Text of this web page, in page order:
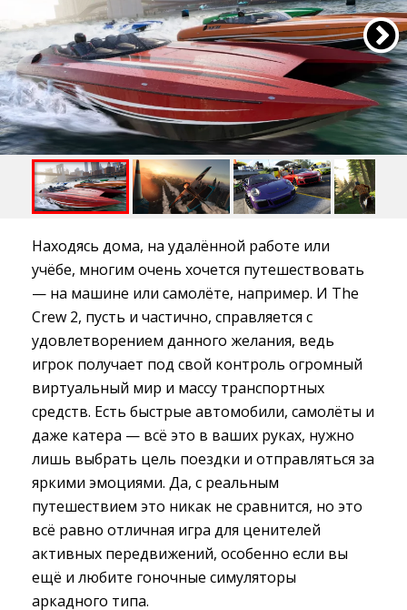
Находясь дома, на удалённой работе или
учёбе, многим очень хочется путешествовать
— на машине или самолёте, например. И The
Crew 2, пусть и частично, справляется с
удовлетворением данного желания, ведь
игрок получает под свой контроль огромный
виртуальный мир и массу транспортных
средств. Есть быстрые автомобили, самолёты и
даже катера — всё это в ваших руках, нужно
лишь выбрать цель поездки и отправляться за
яркими эмоциями. Да, с реальным
путешествием это никак не сравнится, но это
всё равно отличная игра для ценителей
активных передвижений, особенно если вы
ещё и любите гоночные симуляторы
аркадного типа.